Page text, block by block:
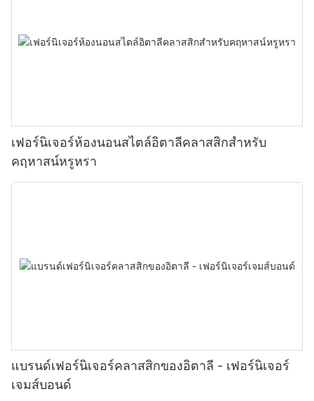
เฟอร์นิเจอร์ห้องนอนสไตล์อิตาลีคลาสสิกสำหรับ
คฤหาสน์หรูหรา
แบรนด์เฟอร์นิเจอร์คลาสสิกของอิตาลี - เฟอร์นิเจอร์
เจมส์บอนด์